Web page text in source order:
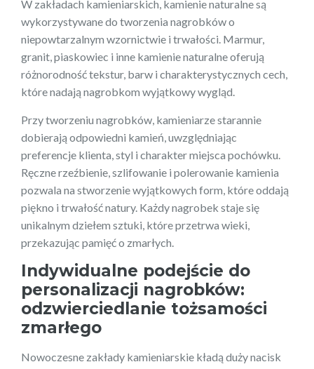
W zakładach kamieniarskich, kamienie naturalne są
wykorzystywane do tworzenia nagrobków o
niepowtarzalnym wzornictwie i trwałości. Marmur,
granit, piaskowiec i inne kamienie naturalne oferują
różnorodność tekstur, barw i charakterystycznych cech,
które nadają nagrobkom wyjątkowy wygląd.
Przy tworzeniu nagrobków, kamieniarze starannie
dobierają odpowiedni kamień, uwzględniając
preferencje klienta, styl i charakter miejsca pochówku.
Ręczne rzeźbienie, szlifowanie i polerowanie kamienia
pozwala na stworzenie wyjątkowych form, które oddają
piękno i trwałość natury. Każdy nagrobek staje się
unikalnym dziełem sztuki, które przetrwa wieki,
przekazując pamięć o zmarłych.
Indywidualne podejście do
personalizacji nagrobków:
odzwierciedlanie tożsamości
zmarłego
Nowoczesne zakłady kamieniarskie kładą duży nacisk